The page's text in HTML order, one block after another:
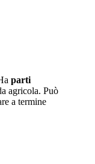
parti
agricola. Può
a termine